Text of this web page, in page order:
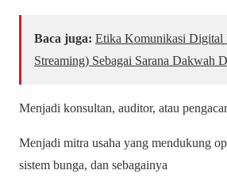
Baca juga: Etika Komunikasi Digital
Streaming) Sebagai Sarana Dakwah
Menjadi konsultan, auditor, atau
Menjadi mitra usaha yang mendukung
sistem bunga, dan sebagainya